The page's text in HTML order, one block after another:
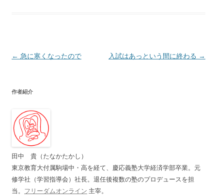
投
ビ
ー
シ
ン
← 急に寒くなったので 入試はあっという間に終わる →
作者紹介
田中 貴（たなかたかし）
東京教育大付属駒場中・高を経て、慶応義塾大学経済学部卒業。元
修学社（学習指導会）社長。退任後複数の塾のプロデュースを担
当。 フリーダムオンライン 主宰。